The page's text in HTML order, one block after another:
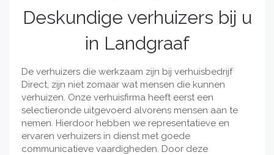
Deskundige verhuizers bij u
in Landgraaf
De verhuizers die werkzaam zijn bij verhuisbedrijf
Direct, zijn niet zomaar wat mensen die kunnen
verhuizen. Onze verhuisfirma heeft eerst een
selectieronde uitgevoerd alvorens mensen aan te
nemen. Hierdoor hebben we representatieve en
ervaren verhuizers in dienst met goede
communicatieve vaardigheden. Door deze